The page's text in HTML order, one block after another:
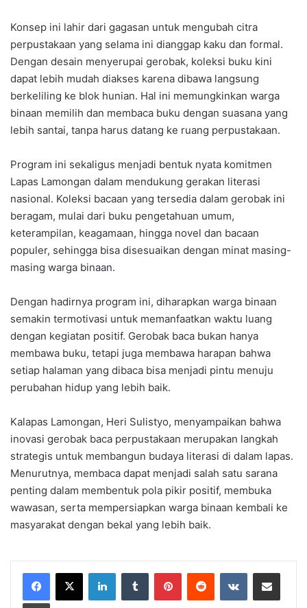
Konsep ini lahir dari gagasan untuk mengubah citra
perpustakaan yang selama ini dianggap kaku dan formal.
Dengan desain menyerupai gerobak, koleksi buku kini
dapat lebih mudah diakses karena dibawa langsung
berkeliling ke blok hunian. Hal ini memungkinkan warga
binaan memilih dan membaca buku dengan suasana yang
lebih santai, tanpa harus datang ke ruang perpustakaan.
Program ini sekaligus menjadi bentuk nyata komitmen
Lapas Lamongan dalam mendukung gerakan literasi
nasional. Koleksi bacaan yang tersedia dalam gerobak ini
beragam, mulai dari buku pengetahuan umum,
keterampilan, keagamaan, hingga novel dan bacaan
populer, sehingga bisa disesuaikan dengan minat masing-
masing warga binaan.
Dengan hadirnya program ini, diharapkan warga binaan
semakin termotivasi untuk memanfaatkan waktu luang
dengan kegiatan positif. Gerobak baca bukan hanya
membawa buku, tetapi juga membawa harapan bahwa
setiap halaman yang dibaca bisa menjadi pintu menuju
perubahan hidup yang lebih baik.
Kalapas Lamongan, Heri Sulistyo, menyampaikan bahwa
inovasi gerobak baca perpustakaan merupakan langkah
strategis untuk membangun budaya literasi di dalam lapas.
Menurutnya, membaca dapat menjadi salah satu sarana
penting dalam membentuk pola pikir positif, membuka
wawasan, serta mempersiapkan warga binaan kembali ke
masyarakat dengan bekal yang lebih baik.
LinkedInTumblr PinterestReddit VKontakteShare via Email
Print